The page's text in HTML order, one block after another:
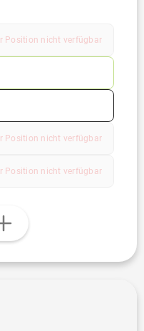
Position nicht verfügbar
Position nicht verfügbar
Position nicht verfügbar